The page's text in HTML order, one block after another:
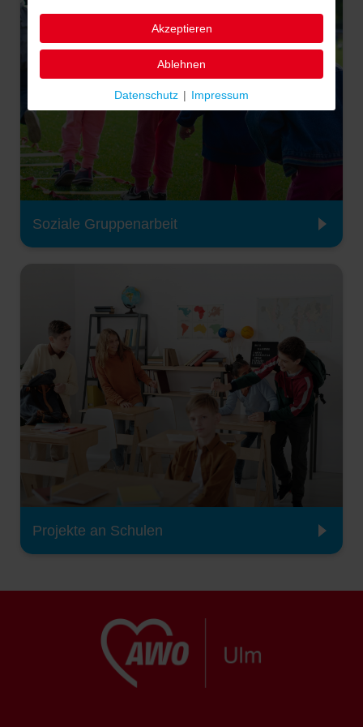
Soziale Gruppenarbeit
Projekte an Schulen
Akzeptieren
Ablehnen
Datenschutz | Impressum